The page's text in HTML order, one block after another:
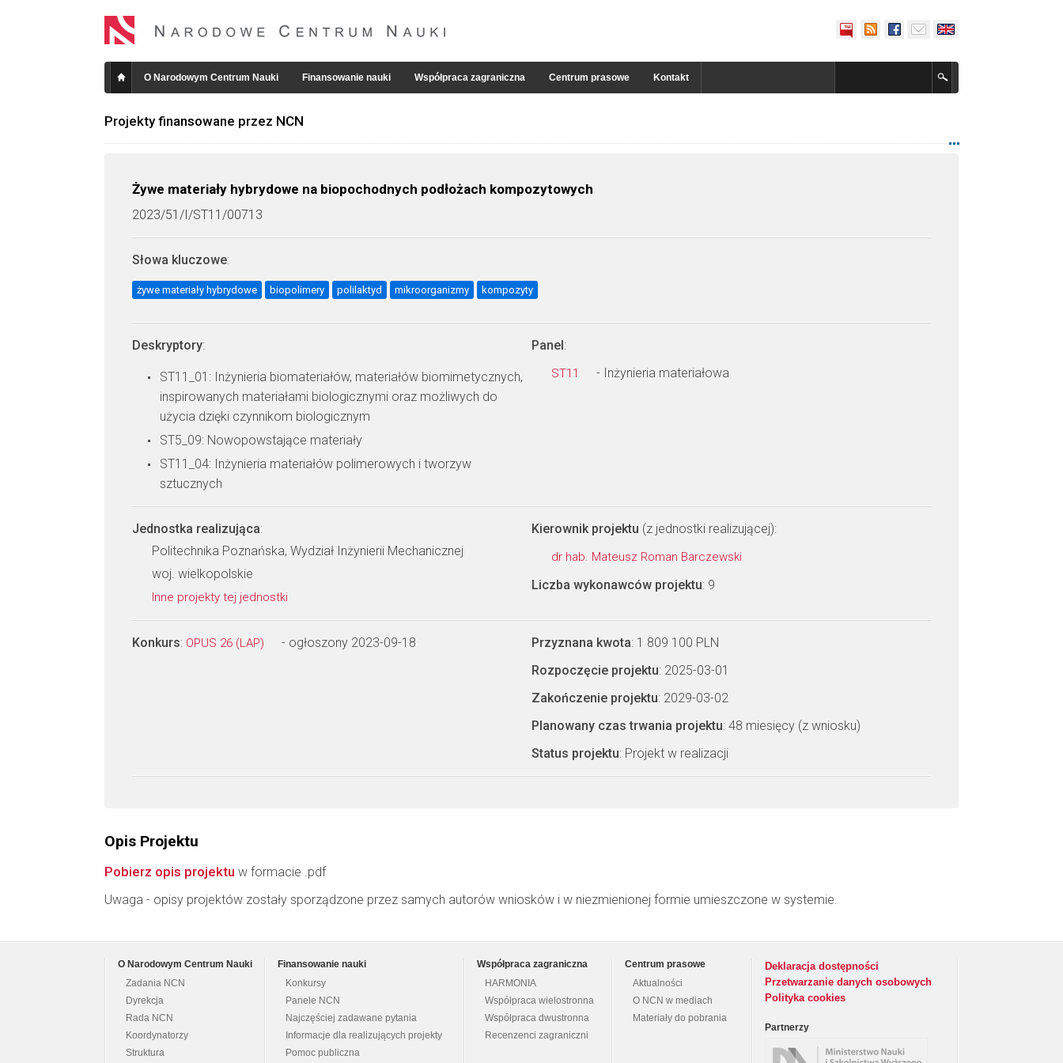
O Narodowym Centrum Nauki Finansowanie nauki Współpraca zagraniczna Centrum prasowe Kontakt
Projekty finansowane przez NCN
Żywe materiały hybrydowe na biopochodnych podłożach kompozytowych
2023/51/I/ST11/00713
Słowa kluczowe:
żywe materiały hybrydowe biopolimery polilaktyd mikroorganizmy kompozyty
Deskryptory:
ST11_01: Inżynieria biomateriałów, materiałów biomimetycznych,
inspirowanych materiałami biologicznymi oraz możliwych do
użycia dzięki czynnikom biologicznym
ST5_09: Nowopowstające materiały
ST11_04: Inżynieria materiałów polimerowych i tworzyw
sztucznych
Panel:
ST11 - Inżynieria materiałowa
Jednostka realizująca:
Politechnika Poznańska, Wydział Inżynierii Mechanicznej
woj. wielkopolskie
Inne projekty tej jednostki
Kierownik projektu (z jednostki realizującej):
dr hab. Mateusz Roman Barczewski
Liczba wykonawców projektu: 9
Konkurs: OPUS 26 (LAP) - ogłoszony 2023-09-18 Przyznana kwota: 1 809 100 PLN
Rozpoczęcie projektu: 2025-03-01
Zakończenie projektu: 2029-03-02
Planowany czas trwania projektu: 48 miesięcy (z wniosku)
Status projektu: Projekt w realizacji
Opis Projektu
Pobierz opis projektu w formacie .pdf
Uwaga - opisy projektów zostały sporządzone przez samych autorów wniosków i w niezmienionej formie umieszczone w systemie.
O Narodowym Centrum Nauki
Zadania NCN
Dyrekcja
Rada NCN
Koordynatorzy
Struktura
Finansowanie nauki
Konkursy
Panele NCN
Najczęściej zadawane pytania
Informacje dla realizujących projekty
Pomoc publiczna
Współpraca zagraniczna
HARMONIA
Współpraca wielostronna
Współpraca dwustronna
Recenzenci zagraniczni
Centrum prasowe
Aktualności
O NCN w mediach
Materiały do pobrania
Deklaracja dostępności
Przetwarzanie danych osobowych
Polityka cookies
Partnerzy